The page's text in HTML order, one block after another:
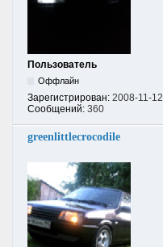
Пользователь
Оффлайн
Зарегистрирован: 2008-11-12
Сообщений: 360
greenlittlecrocodile